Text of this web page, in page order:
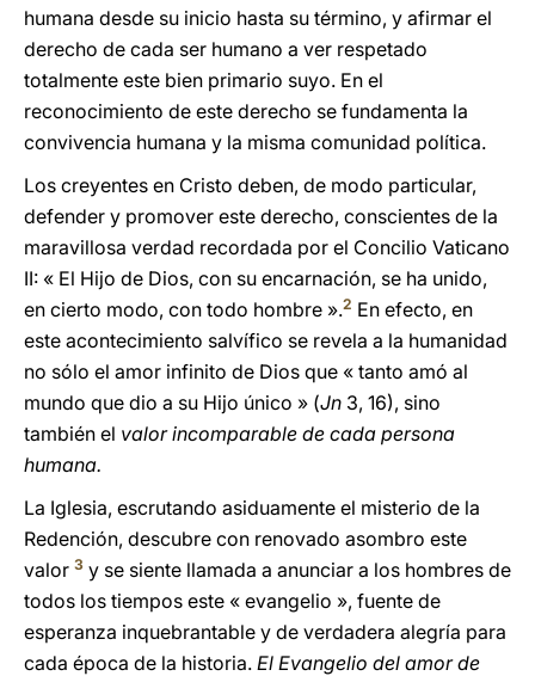
humana desde su inicio hasta su término, y afirmar el
derecho de cada ser humano a ver respetado
totalmente este bien primario suyo. En el
reconocimiento de este derecho se fundamenta la
convivencia humana y la misma comunidad política.
Los creyentes en Cristo deben, de modo particular,
defender y promover este derecho, conscientes de la
maravillosa verdad recordada por el Concilio Vaticano
II: « El Hijo de Dios, con su encarnación, se ha unido,
en cierto modo, con todo hombre ».2 En efecto, en
este acontecimiento salvífico se revela a la humanidad
no sólo el amor infinito de Dios que « tanto amó al
mundo que dio a su Hijo único » (Jn 3, 16), sino
también el valor incomparable de cada persona
humana.
La Iglesia, escrutando asiduamente el misterio de la
Redención, descubre con renovado asombro este
valor 3 y se siente llamada a anunciar a los hombres de
todos los tiempos este « evangelio », fuente de
esperanza inquebrantable y de verdadera alegría para
cada época de la historia. El Evangelio del amor de